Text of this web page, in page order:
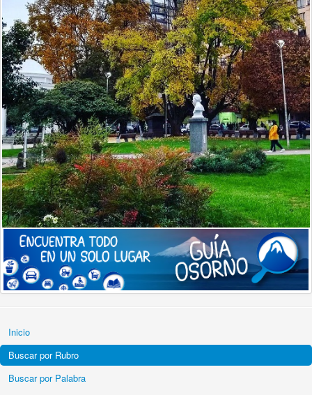
Inicio
Buscar por Rubro
Buscar por Palabra